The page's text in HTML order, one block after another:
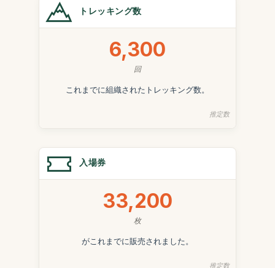
トレッキング数
6,300
回
これまでに組織されたトレッキング数。
推定数
入場券
33,200
枚
がこれまでに販売されました。
推定数